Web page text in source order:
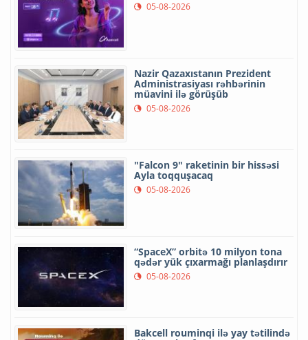
05-08-2026
Nazir Qazaxıstanın Prezident
Administrasiyası rəhbərinin
müavini ilə görüşüb
05-08-2026
"Falcon 9" raketinin bir hissəsi
Ayla toqquşacaq
05-08-2026
“SpaceX” orbitə 10 milyon tona
qədər yük çıxarmağı planlaşdırır
05-08-2026
Bakcell rouminqi ilə yay tətilində